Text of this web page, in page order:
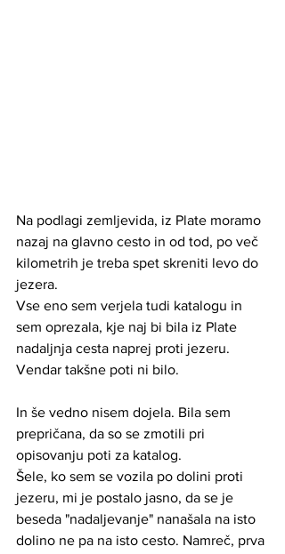
Na podlagi zemljevida, iz Plate moramo
nazaj na glavno cesto in od tod, po več
kilometrih je treba spet skreniti levo do
jezera.
Vse eno sem verjela tudi katalogu in
sem oprezala, kje naj bi bila iz Plate
nadaljnja cesta naprej proti jezeru.
Vendar takšne poti ni bilo.
In še vedno nisem dojela. Bila sem
prepričana, da so se zmotili pri
opisovanju poti za katalog.
Šele, ko sem se vozila po dolini proti
jezeru, mi je postalo jasno, da se je
beseda "nadaljevanje" nanašala na isto
dolino ne pa na isto cesto. Namreč, prva